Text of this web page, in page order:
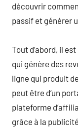
découvrir
passif et générer
Tout d’abord, il
qui génère des
ligne qui produit
peut être d’un
plateforme
grâce à la